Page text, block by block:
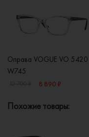
Оправа VOGUE VO 5420
W745
8 890 ₽
Похожие товары: